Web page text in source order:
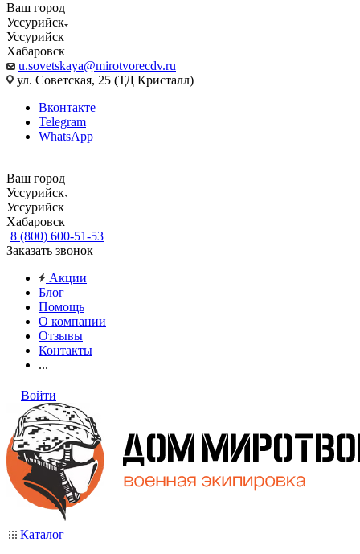
Ваш город
Уссурийск
Уссурийск
Хабаровск
u.sovetskaya@mirotvorecdv.ru
ул. Советская, 25 (ТД Кристалл)
Вконтакте
Telegram
WhatsApp
Ваш город
Уссурийск
Уссурийск
Хабаровск
8 (800) 600-51-53
Заказать звонок
Акции
Блог
Помощь
О компании
Отзывы
Контакты
...
Войти
Каталог